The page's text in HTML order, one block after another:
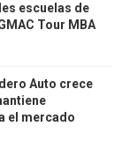
escuelas de
Tour MBA
Auto crece
el mercado